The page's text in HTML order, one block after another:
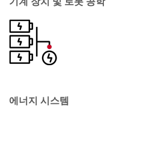
에너지 시스템